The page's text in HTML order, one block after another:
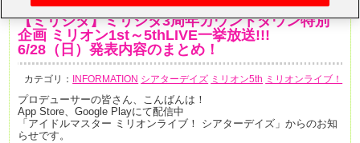
【ミリシタ】ミリシタ3周年カウントダウン特別
企画 ミリオン1st～5thLIVE一挙放送!!!
6/28（日）発表内容のまとめ！
カテゴリ： INFORMATION シアターデイズ ミリオン5th ミリオンライブ！
プロデューサーの皆さん、こんばんは！
App Store、Google Playにて配信中
「アイドルマスター ミリオンライブ！ シアターデイズ」からのお知
らせです。